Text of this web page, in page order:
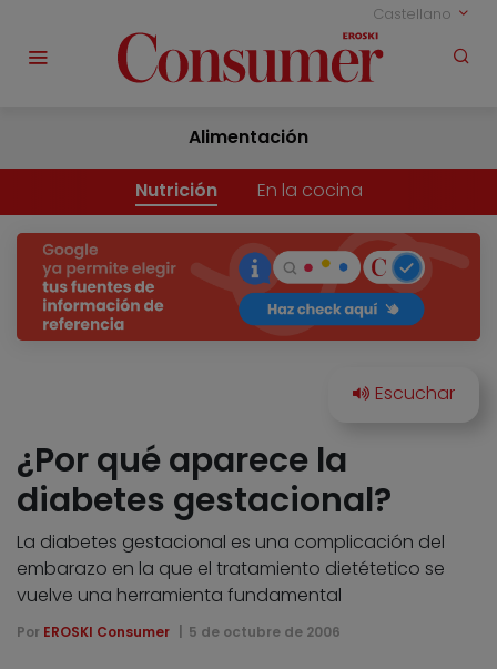
Castellano
Alimentación
Nutrición En la cocina
¿Por qué aparece la
diabetes gestacional?
La diabetes gestacional es una complicación del
embarazo en la que el tratamiento dietétetico se
vuelve una herramienta fundamental
Por EROSKI Consumer 5 de octubre de 2006